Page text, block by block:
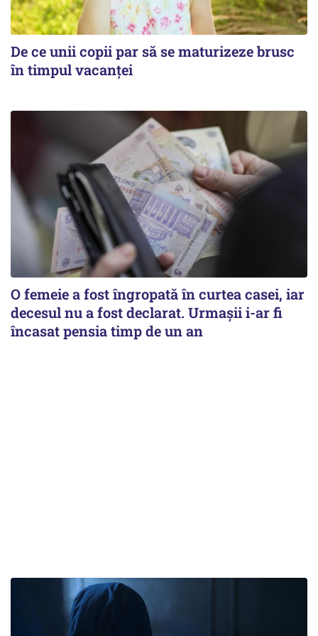
De ce unii copii par să se maturizeze brusc
în timpul vacanței
O femeie a fost îngropată în curtea casei, iar
decesul nu a fost declarat. Urmașii i-ar fi
încasat pensia timp de un an